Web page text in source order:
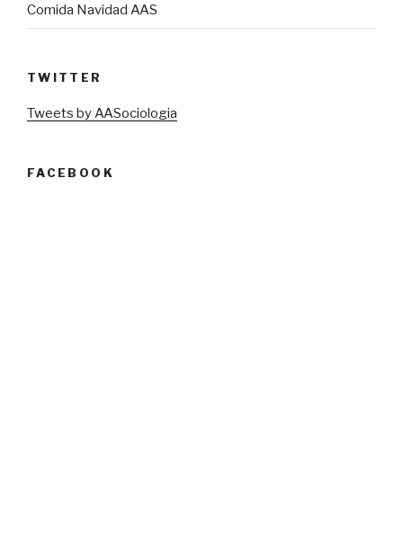
Comida Navidad AAS
TWITTER
Tweets by AASociologia
FACEBOOK